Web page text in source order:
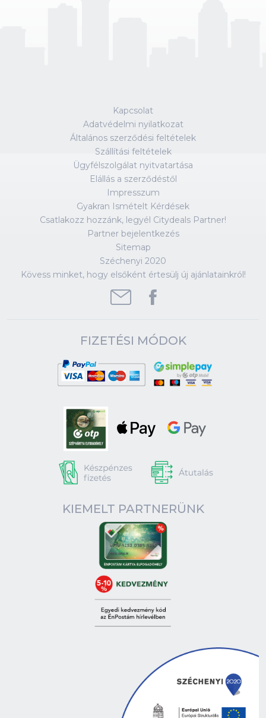
Kapcsolat
Adatvédelmi nyilatkozat
Általános szerződési feltételek
Szállítási feltételek
Ügyfélszolgálat nyitvatartása
Elállás a szerződéstől
Impresszum
Gyakran Ismételt Kérdések
Csatlakozz hozzánk, legyél Citydeals Partner!
Partner bejelentkezés
Sitemap
Széchenyi 2020
Kövess minket, hogy elsőként értesülj új ajánlatainkról!
FIZETÉSI MÓDOK
KIEMELT PARTNERÜNK